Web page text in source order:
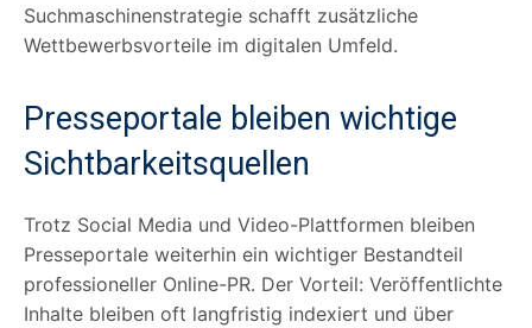
Suchmaschinenstrategie schafft zusätzliche
Wettbewerbsvorteile im digitalen Umfeld.
Presseportale bleiben wichtige
Sichtbarkeitsquellen
Trotz Social Media und Video-Plattformen bleiben
Presseportale weiterhin ein wichtiger Bestandteil
professioneller Online-PR. Der Vorteil: Veröffentlichte
Inhalte bleiben oft langfristig indexiert und über